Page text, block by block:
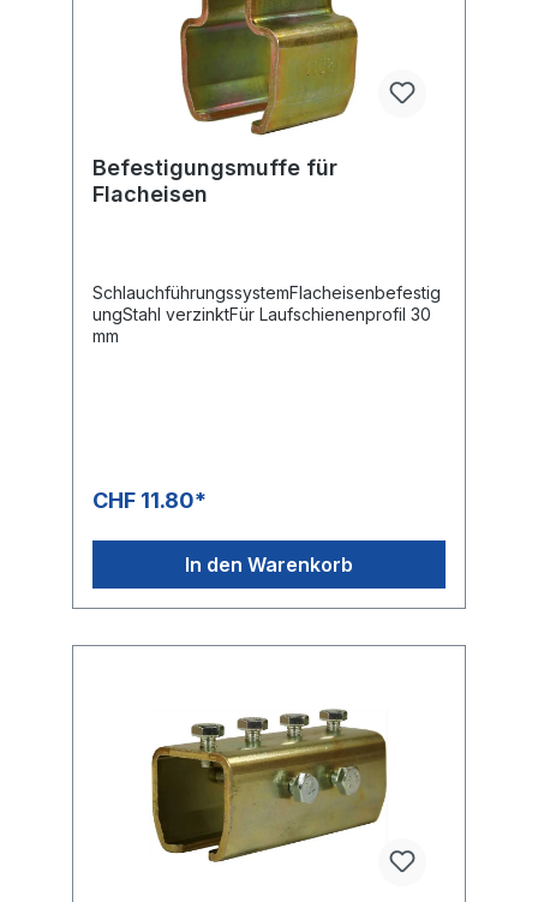
Befestigungsmuffe für
Flacheisen
SchlauchführungssystemFlacheisenbefestig
ungStahl verzinktFür Laufschienenprofil 30
mm
CHF 11.80*
In den Warenkorb